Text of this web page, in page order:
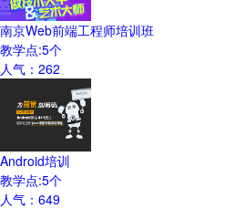
南京Web前端工程师培训班
教学点:5个
人气： 262
Android培训
教学点:5个
人气： 649